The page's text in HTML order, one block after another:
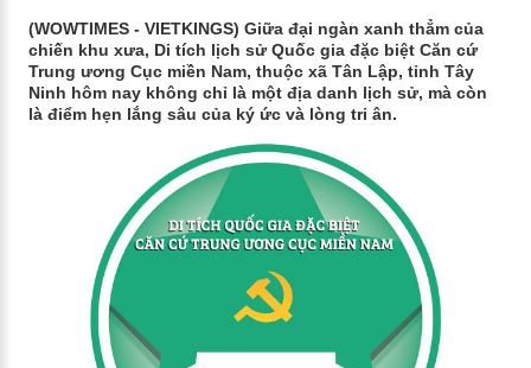
(WOWTIMES - VIETKINGS) Giữa đại ngàn xanh thẳm của
chiến khu xưa, Di tích lịch sử Quốc gia đặc biệt Căn cứ
Trung ương Cục miền Nam, thuộc xã Tân Lập, tỉnh Tây
Ninh hôm nay không chỉ là một địa danh lịch sử, mà còn
là điểm hẹn lắng sâu của ký ức và lòng tri ân.